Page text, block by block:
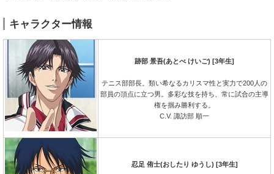
キャラクター情報
跡部 景吾(あとべ けいご) [3年生]
テニス部部長。類い希なるカリスマ性と実力で200人の
部員の頂点に立つ男。多彩な技を持ち、常に試合の主導
権を掴み勝利する。
C.V. 諏訪部 順一
忍足 侑士(おしたり ゆうし) [3年生]